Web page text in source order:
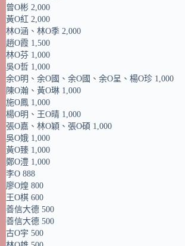
曾O彬 2,000
黃O紅 2,000
林O涵、林O季 2,000
趙O霞 1,500
林O芬 1,000
吳O哲 1,000
余O明、余O國、余O國、余O呈、楊O珍 1,000
陳O瀚、黃O琳 1,000
施O鳳 1,000
楊O明、王O晴 1,000
張O嘉、林O穎、張O碩 1,000
吳O娥 1,000
黃O臻 1,000
鄭O澧 1,000
李O 888
廖O煌 800
王O棋 600
善信大德 500
善信大德 500
古O宇 500